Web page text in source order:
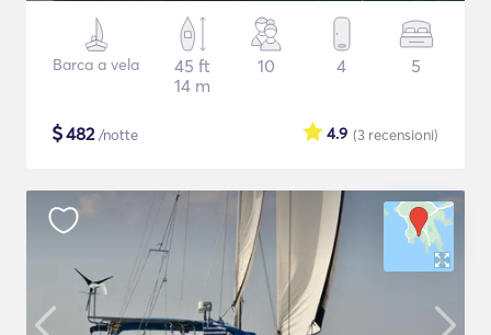
Barca a vela
45 ft
14 m
10 4 5
$482/notte (3 recensioni)
4.9